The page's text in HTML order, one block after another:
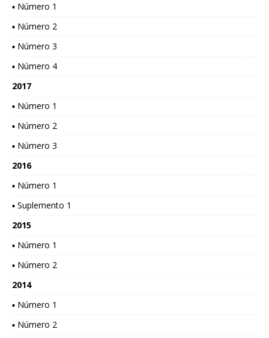
▪ Número 1
▪ Número 2
▪ Número 3
▪ Número 4
2017
▪ Número 1
▪ Número 2
▪ Número 3
2016
▪ Número 1
▪ Suplemento 1
2015
▪ Número 1
▪ Número 2
2014
▪ Número 1
▪ Número 2